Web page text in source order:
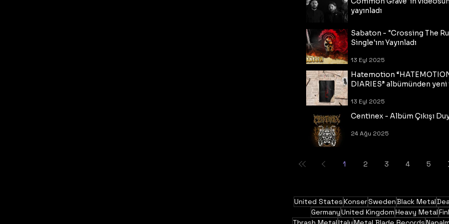
yayınladı
Sabaton - "Crossing The
Single'ını Yayınladı
13 Eyl 2025
Hatemotion
DIARIES” albümünden
13 Eyl 2025
Centinex - Albüm Çıkışı
24 Ağu 2025
1 2 3 4 5
United StatesKonserSwedenBlack Metal
GermanyUnited KingdomHeavy Metal